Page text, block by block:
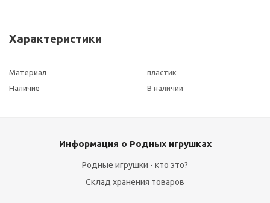
Характеристики
Материал
пластик
Наличие
В наличии
Информация о Родных игрушках
Родные игрушки - кто это?
Склад хранения товаров